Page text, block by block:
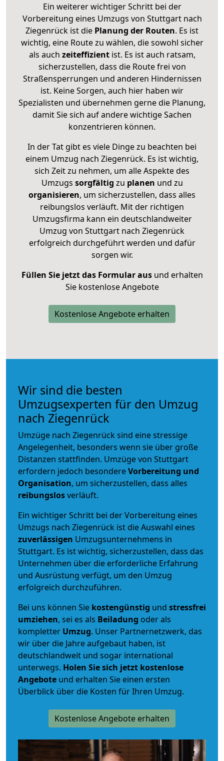
Ein weiterer wichtiger Schritt bei der
Vorbereitung eines Umzugs von Stuttgart nach
Ziegenrück ist die Planung der Routen. Es ist
wichtig, eine Route zu wählen, die sowohl sicher
als auch zeiteffizientist. Es ist auch ratsam,
sicherzustellen, dass die Route frei von
Straßensperrungen und anderen Hindernissen
ist. Keine Sorgen, auch hier haben wir
Spezialisten und übernehmen gerne die Planung,
damit Sie sich auf andere wichtige Sachen
konzentrieren können.
In der Tat gibt es viele Dinge zu beachten bei
einem Umzug nach Ziegenrück. Es ist wichtig,
sich Zeit zu nehmen, um alle Aspekte des
Umzugs sorgfältig zu planen und zu
organisieren, um sicherzustellen, dass alles
reibungslos verläuft. Mit der richtigen
Umzugsfirma kann ein deutschlandweiter
Umzug von Stuttgart nach Ziegenrück
erfolgreich durchgeführt werden und dafür
sorgen wir.
Füllen Sie jetzt das Formular ausund erhalten
Sie kostenlose Angebote
Kostenlose Angebote erhalten
Wir sind die besten
Umzugsexperten für den Umzug
nach Ziegenrück
Umzüge nach Ziegenrück sind eine stressige
Angelegenheit, besonders wenn sie über große
Distanzen stattfinden. Umzüge von Stuttgart
erfordern jedoch besondereVorbereitung und
Organisation, um sicherzustellen, dass alles
reibungslosverläuft.
Ein wichtiger Schritt bei der Vorbereitung eines
Umzugs nach Ziegenrück ist die Auswahl eines
zuverlässigen Umzugsunternehmens in
Stuttgart. Es ist wichtig, sicherzustellen, dass das
Unternehmen über die erforderliche Erfahrung
und Ausrüstung verfügt, um den Umzug
erfolgreich durchzuführen.
Bei uns können Sie kostengünstig und stressfrei
umziehen, sei es als Beiladung oder als
kompletter Umzug. Unser Partnernetzwerk, das
wir über die Jahre aufgebaut haben, ist
deutschlandweit und sogar international
unterwegs. Holen Sie sich jetzt kostenlose
Angebote und erhalten Sie einen ersten
Überblick über die Kosten für Ihren Umzug.
Kostenlose Angebote erhalten